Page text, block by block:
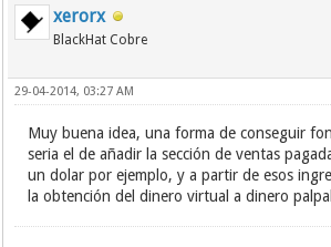
xerorx
BlackHat Cobre
29-04-2014, 03:27 AM
Muy buena idea, una forma de conseguir
seria el de añadir la sección de ventas
un dolar por ejemplo, y a partir de esos
la obtención del dinero virtual a dinero